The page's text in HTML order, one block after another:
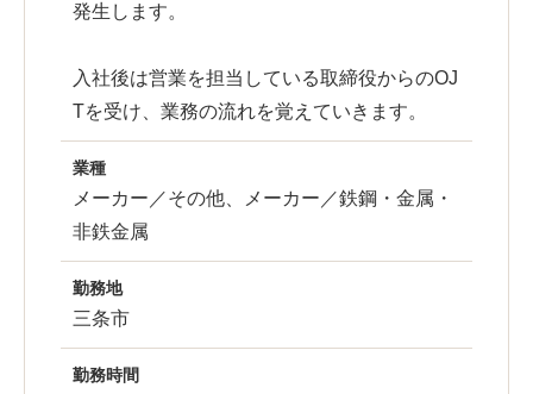
発生します。
入社後は営業を担当している取締役からのOJ
Tを受け、業務の流れを覚えていきます。
業種
メーカー／その他、メーカー／鉄鋼・金属・
非鉄金属
勤務地
三条市
勤務時間